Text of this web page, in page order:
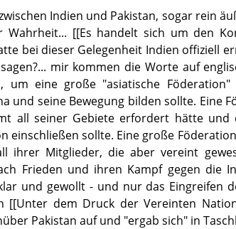
Indien und Pakistan, sogar rein
[[Es handelt sich um den
bei dieser Gelegenheit Indien offiziell
mir kommen die Worte auf
um eine große "asiatische
und seine Bewegung bilden sollte. Eine
all seiner Gebiete erfordert hätte und
einschließen sollte. Eine große
ihrer Mitglieder, die aber vereint
Frieden und ihren Kampf gegen die
und gewollt - und nur das Eingreifen
[[Unter dem Druck der Vereinten
Pakistan auf und "ergab sich" in